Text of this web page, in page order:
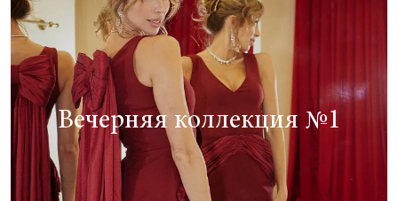
Вечерняя коллекция №1